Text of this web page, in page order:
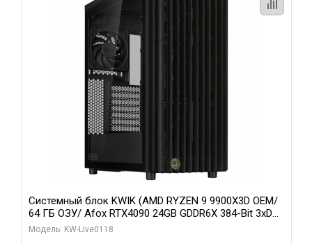
Системный блок KWIK (AMD RYZEN 9 9900X3D OEM/
64 ГБ ОЗУ/ Afox RTX4090 24GB GDDR6X 384-Bit 3xDP
HDMI ATX Turbo/ 960 ГБ SSD)
Модель: KW-Live0118